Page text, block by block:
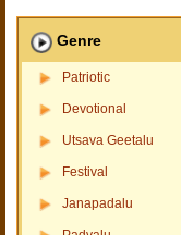
Genre
Patriotic
Devotional
Utsava Geetalu
Festival
Janapadalu